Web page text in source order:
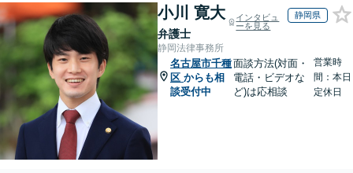
小川 寛大
弁護士
インタビュ
ーを見る
静岡県
静岡法律事務所
名古屋市千種
区 からも相
談受付中
面談方法(対面・
電話・ビデオな
ど)は応相談
営業時
間：本日
定休日